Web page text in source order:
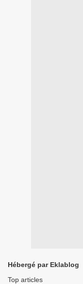
Hébergé par Eklablog
Top articles